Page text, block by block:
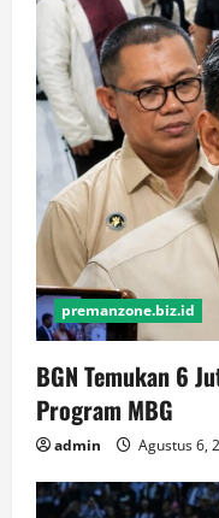
premanzone.biz.id
BGN Temukan 6
Program MBG
admin Agustus 6,